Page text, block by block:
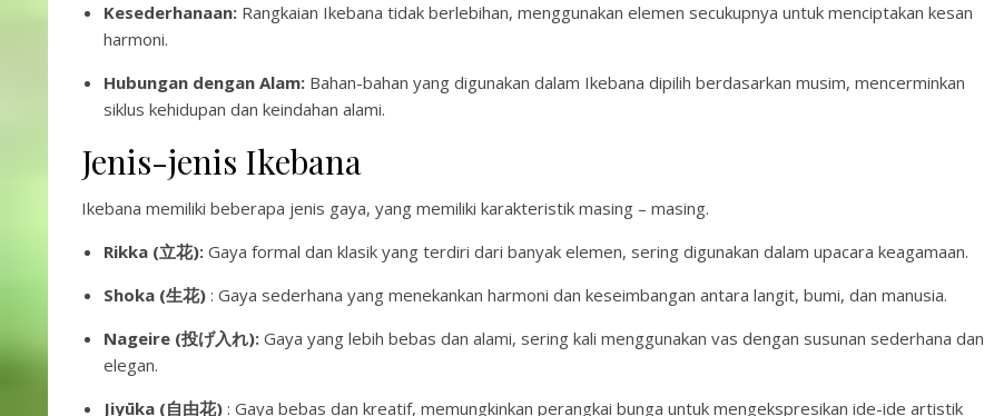
Kesederhanaan: Rangkaian Ikebana tidak berlebihan, menggunakan elemen secukupnya untuk menciptakan kesan
harmoni.
Hubungan dengan Alam: Bahan-bahan yang digunakan dalam Ikebana dipilih berdasarkan musim, mencerminkan
siklus kehidupan dan keindahan alami.
Jenis-jenis Ikebana
Ikebana memiliki beberapa jenis gaya, yang memiliki karakteristik masing – masing.
Rikka (立花): Gaya formal dan klasik yang terdiri dari banyak elemen, sering digunakan dalam upacara keagamaan.
Shoka (生花) : Gaya sederhana yang menekankan harmoni dan keseimbangan antara langit, bumi, dan manusia.
Nageire (投げ入れ): Gaya yang lebih bebas dan alami, sering kali menggunakan vas dengan susunan sederhana dan
elegan.
Jiyūka (自由花) : Gaya bebas dan kreatif, memungkinkan perangkai bunga untuk mengekspresikan ide-ide artistik